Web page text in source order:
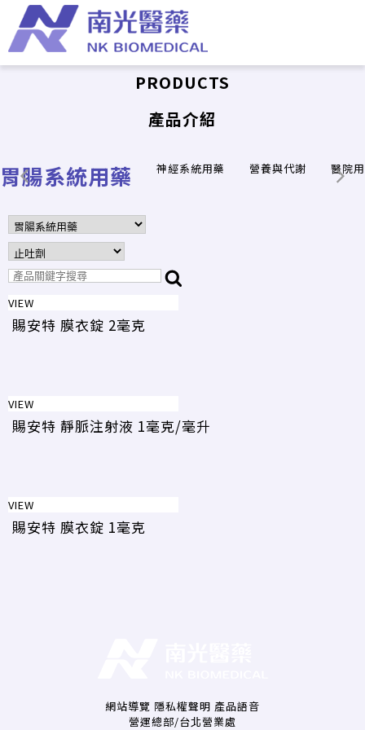
PRODUCTS
產品介紹
胃腸系統用藥 神經系統用藥 營養與代謝 醫院
VIEW
賜安特 膜衣錠 2毫克
VIEW
賜安特 靜脈注射液 1毫克/毫升
VIEW
賜安特 膜衣錠 1毫克
網站導覽 隱私權聲明 產品語音
營運總部/台北營業處